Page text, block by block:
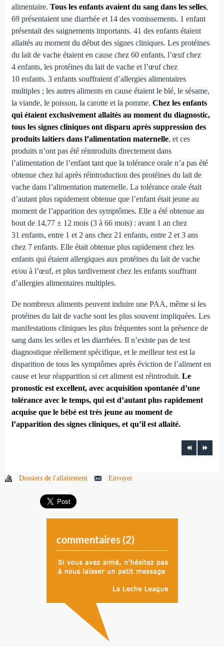
alimentaire. Tous les enfants avaient du sang dans les selles,
69 présentaient une diarrhée et 14 des vomissements. 1 enfant
présentait des saignements importants. 41 des enfants étaient
allaités au moment du début des signes cliniques. Les protéines
du lait de vache étaient en cause chez 60 enfants, l’œuf chez
4 enfants, les protéines du lait de vache et l’œuf chez
10 enfants. 3 enfants souffraient d’allergies alimentaires
multiples ; les autres aliments en cause étaient le blé, le sésame,
la viande, le poisson, la carotte et la pomme. Chez les enfants
qui étaient exclusivement allaités au moment du diagnostic,
tous les signes cliniques ont disparu après suppression des
produits laitiers dans l’alimentation maternelle, et ces
produits n’ont pas été réintroduits directement dans
l’alimentation de l’enfant tant que la tolérance orale n’a pas été
obtenue chez lui après réintroduction des protéines du lait de
vache dans l’alimentation maternelle. La tolérance orale était
d’autant plus rapidement obtenue que l’enfant était jeune au
moment de l’apparition des symptômes. Elle a été obtenue au
bout de 14,77 ± 12 mois (3 à 66 mois) : avant 1 an chez
31 enfants, entre 1 et 2 ans chez 21 enfants, entre 2 et 3 ans
chez 7 enfants. Elle était obtenue plus rapidement chez les
enfants qui étaient allergiques aux protéines du lait de vache
et/ou à l’œuf, et plus tardivement chez les enfants souffrant
d’allergies alimentaires multiples.
De nombreux aliments peuvent induire une PAA, même si les
protéines du lait de vache sont les plus souvent impliquées. Les
manifestations cliniques les plus fréquentes sont la présence de
sang dans les selles et les diarrhées. Il n’existe pas de test
diagnostique réellement spécifique, et le meilleur test est la
disparition de tous les symptômes après éviction de l’aliment en
cause et leur réapparition si cet aliment est réintroduit. Le
pronostic est excellent, avec acquisition spontanée d’une
tolérance avec le temps, qui est d’autant plus rapidement
acquise que le bébé est très jeune au moment de
l’apparition des signes cliniques, et qu’il est allaité.
Dossiers de l'allaitement Envoyer
commentaires (2)